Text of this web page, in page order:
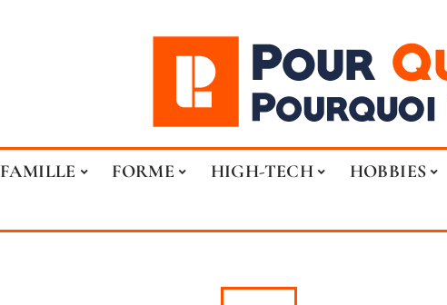
FAMILLE FORME HIGH-TECH HOBBIES